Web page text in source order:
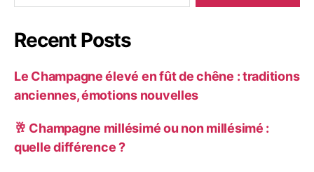
Recent Posts
Le Champagne élevé en fût de chêne : traditions
anciennes, émotions nouvelles
🥂 Champagne millésimé ou non millésimé :
quelle différence ?